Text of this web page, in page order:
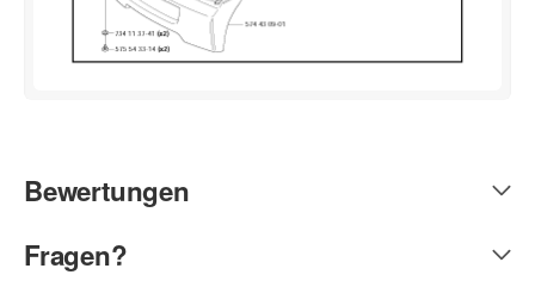
Bewertungen
Fragen?